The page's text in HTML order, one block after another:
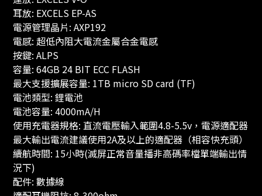
耳放: EXCELS EP-AS
電源管理晶片: AXP192
電感: 超低內阻大電流金屬合金電感
按鍵: ALPS
容量: 64GB 24 BIT ECC FLASH
最大支援擴展容量: 1TB micro SD card (TF)
電池類型: 鋰電池
電池容量: 4000mA/H
使用充電器規格: 直流電壓輸入範圍4.8-5.5v，電源適配器
最大輸出電流建議使用2A及以上的適配器（相容快充頭）
續航時間: 15小時(滅屏正常音量播非高碼率檔單端輸出情
況下)
配件: 數據線